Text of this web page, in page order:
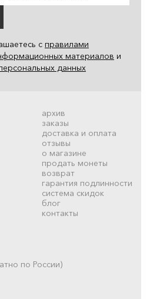
с правилами
материалов и
данных
архив
заказы
доставка и оплата
отзывы
о магазине
продать монеты
возврат
гарантия подлинности
система скидок
блог
контакты
по России)